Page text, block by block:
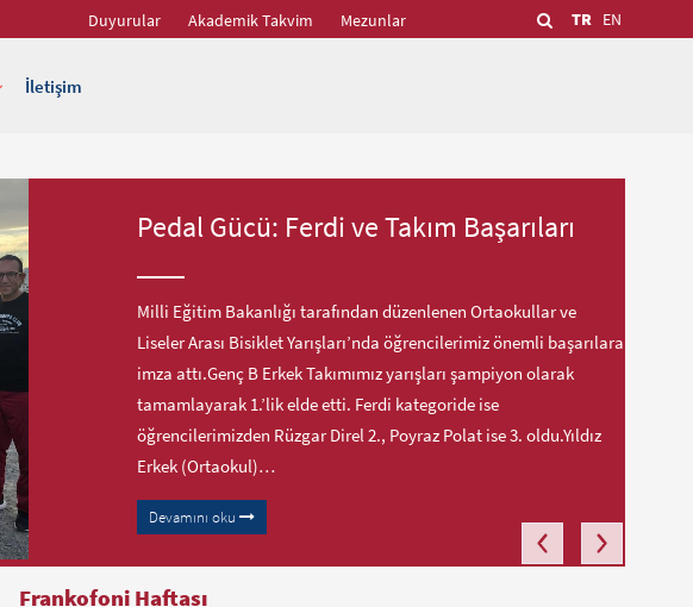
TR EN
Duyurular Akademik Takvim Mezunlar
İletişim
Pedal Gücü: Ferdi ve Takım Başarıları
Milli Eğitim Bakanlığı tarafından düzenlenen Ortaokullar ve
Liseler Arası Bisiklet Yarışları’nda öğrencilerimiz önemli başarılara
imza attı.Genç B Erkek Takımımız yarışları şampiyon olarak
tamamlayarak 1.’lik elde etti. Ferdi kategoride ise
öğrencilerimizden Rüzgar Direl 2., Poyraz Polat ise 3. oldu.Yıldız
Erkek (Ortaokul)…
Devamını oku
Frankofoni Haftası